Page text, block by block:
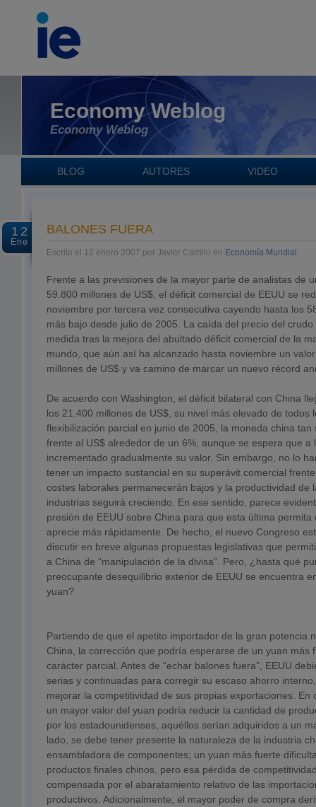
Economy Weblog
Economy Weblog
BLOG AUTORES VIDEO
12
Ene
BALONES FUERA
Escrito el 12 enero 2007 por Javier Carrillo en Economía Mundial
Frente a las previsiones de la mayor parte de analistas de
59.800 millones de US$, el déficit comercial de EEUU se
noviembre por tercera vez consecutiva cayendo hasta los
más bajo desde julio de 2005. La caída del precio del
medida tras la mejora del abultado déficit comercial de la
mundo, que aún así ha alcanzado hasta noviembre un
millones de US$ y va camino de marcar un nuevo récord
De acuerdo con Washington, el déficit bilateral con China
los 21.400 millones de US$, su nivel más elevado de todos
flexibilización parcial en junio de 2005, la moneda china tan
frente al US$ alrededor de un 6%, aunque se espera que a
incrementado gradualmente su valor. Sin embargo, no lo
tener un impacto sustancial en su superávit comercial
costes laborales permanecerán bajos y la productividad de
industrias seguirá creciendo. En ese sentido, parece
presión de EEUU sobre China para que esta última permita
aprecie más rápidamente. De hecho, el nuevo Congreso
discutir en breve algunas propuestas legislativas que
a China de “manipulación de la divisa”. Pero, ¿hasta qué
preocupante desequilibrio exterior de EEUU se encuentra
yuan?
Partiendo de que el apetito importador de la gran potencia
China, la corrección que podría esperarse de un yuan más
carácter parcial. Antes de “echar balones fuera”, EEUU
serias y continuadas para corregir su escaso ahorro
mejorar la competitividad de sus propias exportaciones. En
un mayor valor del yuan podría reducir la cantidad de
por los estadounidenses, aquéllos serían adquiridos a un
lado, se debe tener presente la naturaleza de la industria
ensambladora de componentes; un yuan más fuerte
productos finales chinos, pero esa pérdida de
compensada por el abaratamiento relativo de las
productivos. Adicionalmente, el mayor poder de compra